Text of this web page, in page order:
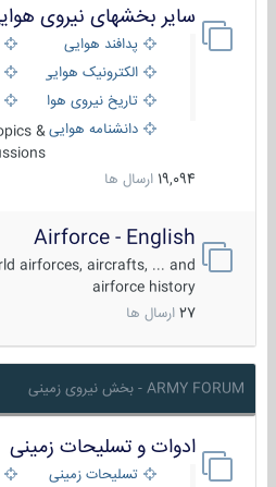
سایر بخشهای نیروی هوایی
پدافند هوایی
الکترونیک هوایی
تاریخ نیروی هوایی
دانشنامه هوایی&
19,094 ارسال ها
Airforce - English
airforces, aircrafts, ... and
airforce history
27 ارسال ها
ARMY FORUM - بخش نیروی زمینی
ادوات و تسلیحات زمینی
تسلیحات زمینی